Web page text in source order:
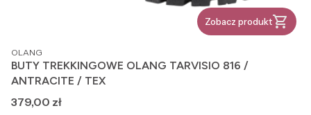
Zobacz produkt
PRODUCENT
OLANG
BUTY TREKKINGOWE OLANG TARVISIO 816 /
ANTRACITE / TEX
Cena
379,00 zł